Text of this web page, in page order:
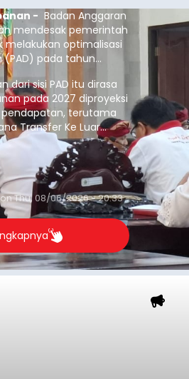
- Badan Anggaran
mendesak pemerintah
optimalisasi
(PAD) pada tahun
dari sisi PAD itu dirasa
pada 2027 diproyeksi
terutama
Transfer Ke Luar
pusat.
Thu, 08/06/2026 - 20:33